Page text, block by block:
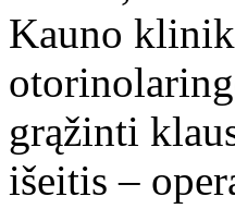
Kauno
grąžinti
išeitis –